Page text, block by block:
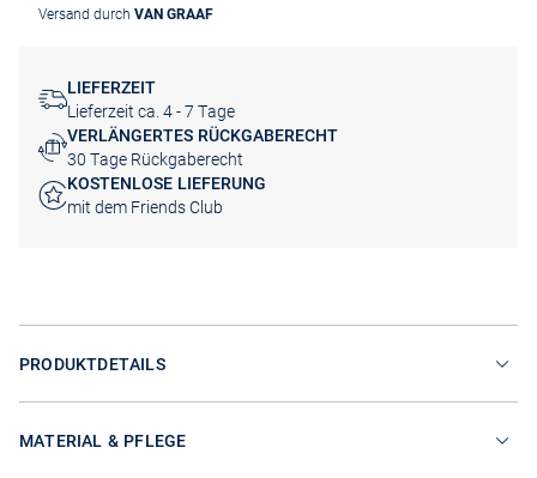
Versand durch VAN GRAAF
LIEFERZEIT
Lieferzeit ca. 4 - 7 Tage
VERLÄNGERTES RÜCKGABERECHT
30 Tage Rückgaberecht
KOSTENLOSE LIEFERUNG
mit dem Friends Club
PRODUKTDETAILS
MATERIAL & PFLEGE